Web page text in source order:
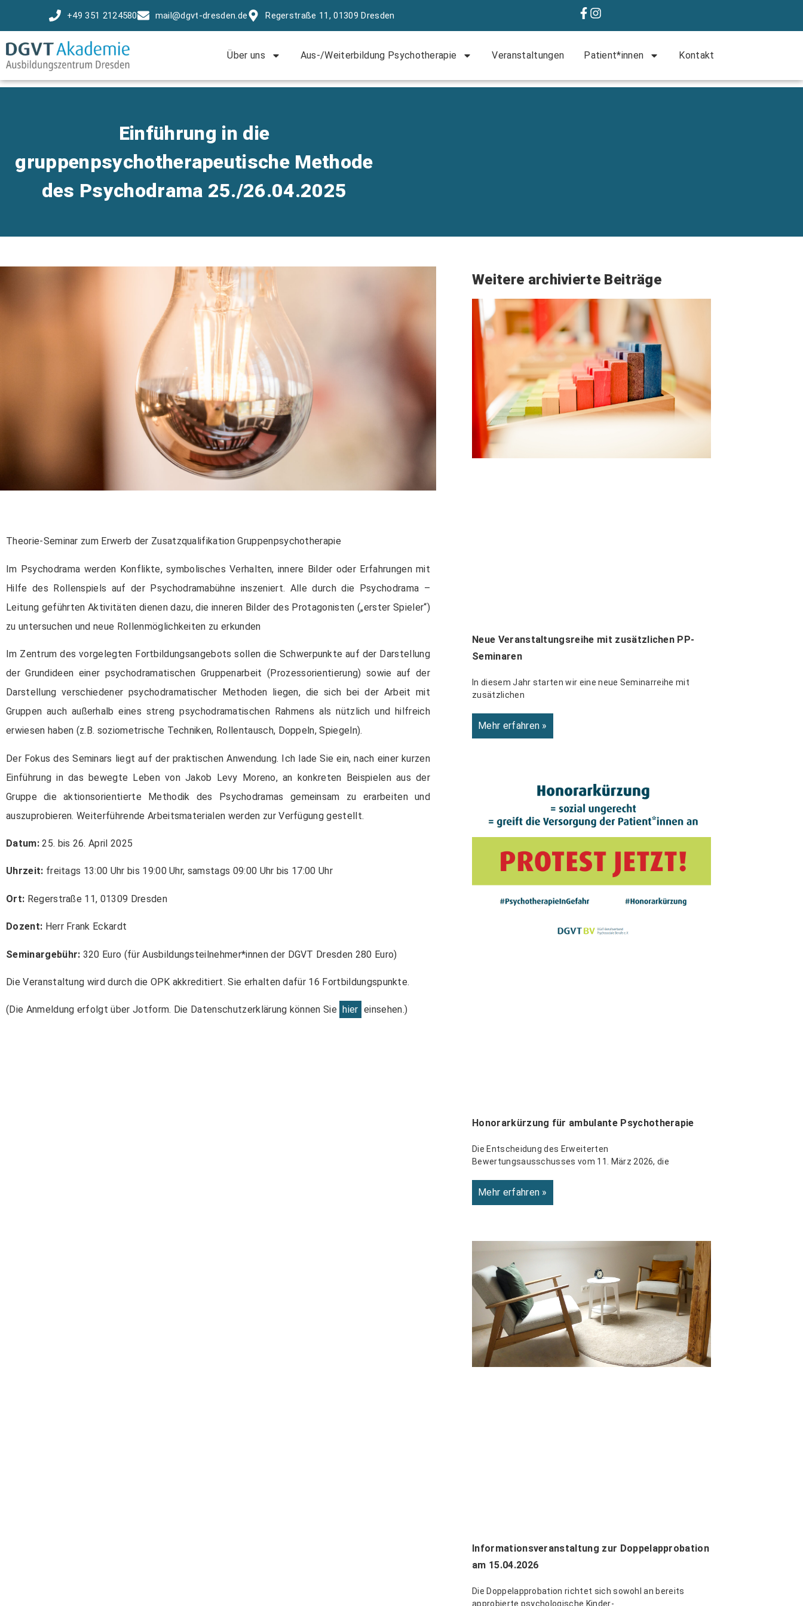
+49 351 2124580 mail@dgvt-dresden.de Regerstraße 11, 01309 Dresden
Über uns Aus-/Weiterbildung Psychotherapie Veranstaltungen Patient*innen Kontakt
Einführung in die
gruppenpsychotherapeutische Methode
des Psychodrama 25./26.04.2025
Theorie-Seminar zum Erwerb der Zusatzqualifikation Gruppenpsychotherapie
Im Psychodrama werden Konflikte, symbolisches Verhalten, innere Bilder oder Erfahrungen mit
Hilfe des Rollenspiels auf der Psychodramabühne inszeniert. Alle durch die Psychodrama –
Leitung geführten Aktivitäten dienen dazu, die inneren Bilder des Protagonisten („erster Spieler“)
zu untersuchen und neue Rollenmöglichkeiten zu erkunden
Im Zentrum des vorgelegten Fortbildungsangebots sollen die Schwerpunkte auf der Darstellung
der Grundideen einer psychodramatischen Gruppenarbeit (Prozessorientierung) sowie auf der
Darstellung verschiedener psychodramatischer Methoden liegen, die sich bei der Arbeit mit
Gruppen auch außerhalb eines streng psychodramatischen Rahmens als nützlich und hilfreich
erwiesen haben (z.B. soziometrische Techniken, Rollentausch, Doppeln, Spiegeln).
Der Fokus des Seminars liegt auf der praktischen Anwendung. Ich lade Sie ein, nach einer kurzen
Einführung in das bewegte Leben von Jakob Levy Moreno, an konkreten Beispielen aus der
Gruppe die aktionsorientierte Methodik des Psychodramas gemeinsam zu erarbeiten und
auszuprobieren. Weiterführende Arbeitsmaterialen werden zur Verfügung gestellt.
Datum:25. bis 26. April 2025
Uhrzeit: freitags 13:00 Uhr bis 19:00 Uhr, samstags 09:00 Uhr bis 17:00 Uhr
Ort: Regerstraße 11, 01309 Dresden
Dozent: Herr Frank Eckardt
Seminargebühr: 320 Euro (für Ausbildungsteilnehmer*innen der DGVT Dresden 280 Euro)
Die Veranstaltung wird durch die OPK akkreditiert. Sie erhalten dafür 16 Fortbildungspunkte.
(Die Anmeldung erfolgt über Jotform. Die Datenschutzerklärung können Sie hier einsehen.)
Weitere archivierte Beiträge
Neue Veranstaltungsreihe mit zusätzlichen PP-
Seminaren
In diesem Jahr starten wir eine neue Seminarreihe mit
zusätzlichen
Mehr erfahren »
Honorarkürzung für ambulante Psychotherapie
Die Entscheidung des Erweiterten
Bewertungsausschusses vom 11. März 2026, die
Mehr erfahren »
Informationsveranstaltung zur Doppelapprobation
am 15.04.2026
Die Doppelapprobation richtet sich sowohl an bereits
approbierte psychologische Kinder-